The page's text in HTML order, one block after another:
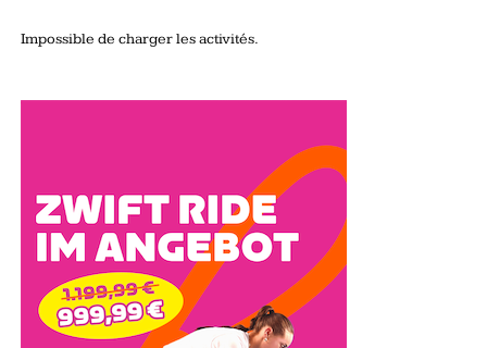
Impossible de charger les activités.